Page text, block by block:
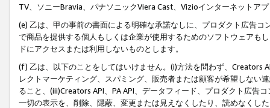
TV、ソニーBravia、パナソニックViera Cast、Vizioインターネットア
(e) 乙は、甲の事前の書面による明確な承諾なしに、プロダクト広告
で商品を提供する個人もしくは企業が使用するためのソフトウェアも
ドにアクセスまたは利用しないものとします。
(f) 乙は、以下のことをしてはいけません。(i)方法を問わず、Creators
レクトマーケティング、スパミング、販売者または顧客が希望しない
ること、(iii)Creators API、PA API、データフィード、プロダクト広告
一切の表示を、削除、隠蔽、変更または見えなくしたり、読めなくし